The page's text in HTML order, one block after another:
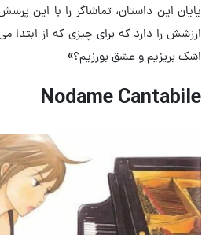
پایان این داستان، تماشاگر را با این
ارزشش را دارد که برای چیزی که از ابتدا
اشک بریزیم و عشق بورزیم؟»
Nodame Cantabile